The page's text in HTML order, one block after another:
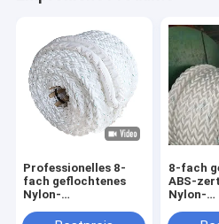
Professionelles 8-
fach geflochtenes
Nylon-
zertifiziertes,
8-fach
ABS-
Nylon-
220m